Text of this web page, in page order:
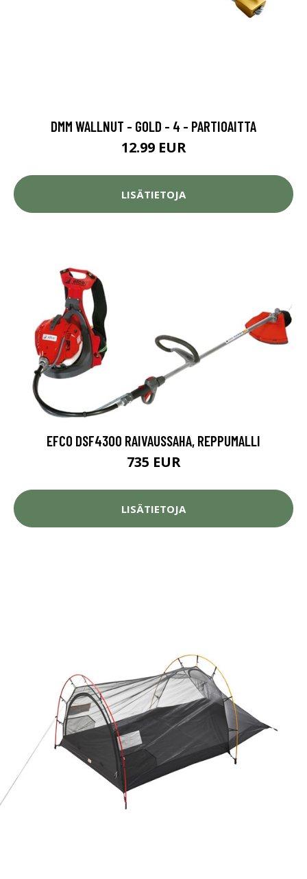
DMM WALLNUT - GOLD - 4 - PARTIOAITTA
12.99 EUR
LISÄTIETOJA
EFCO DSF4300 RAIVAUSSAHA, REPPUMALLI
735 EUR
LISÄTIETOJA